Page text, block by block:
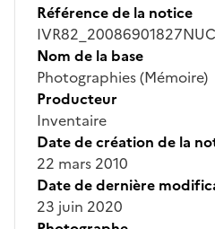
Référence de la notice
IVR82_20086901827NUC
Nom de la base
Photographies (Mémoire)
Producteur
Inventaire
Date de création de la
22 mars 2010
Date de dernière
23 juin 2020